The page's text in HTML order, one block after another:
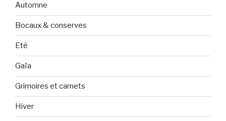
Automne
Bocaux & conserves
Eté
Gaïa
Grimoires et carnets
Hiver